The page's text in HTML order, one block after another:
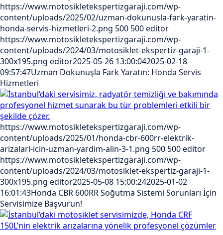
https://www.motosikletekspertizgaraji.com/wp-
content/uploads/2025/02/uzman-dokunusla-fark-yaratin-
honda-servis-hizmetleri-2.png 500 500editor
https://www.motosikletekspertizgaraji.com/wp-
content/uploads/2024/03/motosiklet-ekspertiz-garaji-1-
300x195.png editor2025-05-26 13:00:042025-02-18
09:57:47Uzman Dokunuşla Fark Yaratın: Honda Servis
Hizmetleri
https://www.motosikletekspertizgaraji.com/wp-
content/uploads/2025/01/honda-cbr-600rr-elektrik-
arizalari-icin-uzman-yardim-alin-3-1.png 500 500editor
https://www.motosikletekspertizgaraji.com/wp-
content/uploads/2024/03/motosiklet-ekspertiz-garaji-1-
300x195.png editor2025-05-08 15:00:242025-01-02
16:01:43Honda CBR 600RR Soğutma Sistemi Sorunları İçin
Servisimize Başvurun!